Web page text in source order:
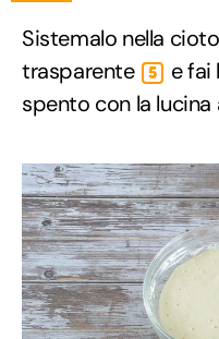
Sistemalo nella
trasparente
5
e fai
spento con la lucina